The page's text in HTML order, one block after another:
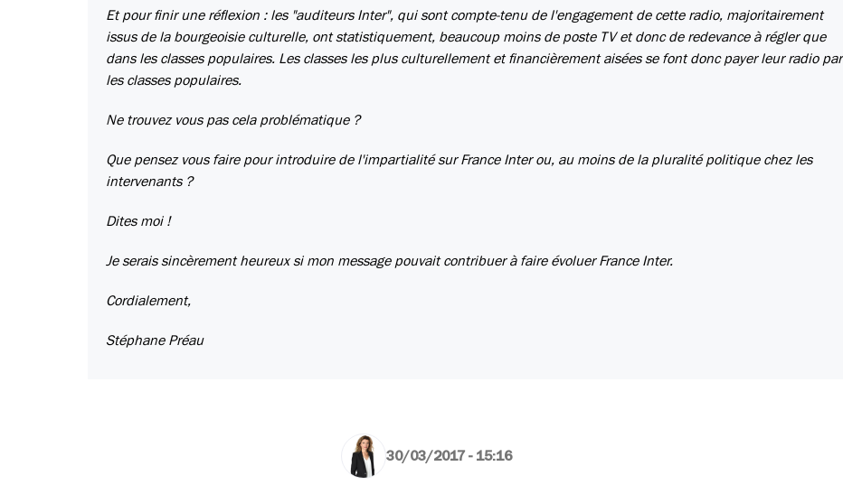
Et pour finir une réflexion : les "auditeurs Inter", qui sont compte-tenu de l'engagement de cette radio, majoritairement
issus de la bourgeoisie culturelle, ont statistiquement, beaucoup moins de poste TV et donc de redevance à régler que
dans les classes populaires. Les classes les plus culturellement et financièrement aisées se font donc payer leur radio par
les classes populaires.
Ne trouvez vous pas cela problématique ?
Que pensez vous faire pour introduire de l'impartialité sur France Inter ou, au moins de la pluralité politique chez les
intervenants ?
Dites moi !
Je serais sincèrement heureux si mon message pouvait contribuer à faire évoluer France Inter.
Cordialement,
Stéphane Préau
30/03/2017 - 15:16